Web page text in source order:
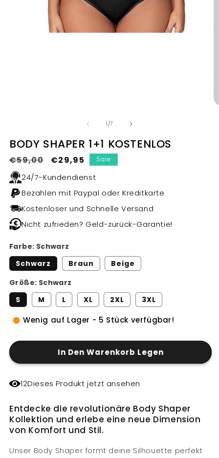
in
1 /von
7
BODY SHAPER 1+1 KOSTENLOS
Normaler
Preis
€59,00 Verkaufspreis
€29,95 Sale
24/7-Kundendienst
Bezahlen mit Paypal oder Kreditkarte
Kostenloser und Schnelle Versand
Nicht zufrieden? Geld-zurück-Garantie!
Farbe: Schwarz
Schwarz
Braun
Beige
Größe: Schwarz
S
M L XL 2XL 3XL
Wenig auf Lager - 5 Stück verfügbar!
In Den Warenkorb Legen
12Dieses Produkt jetzt ansehen
Entdecke die revolutionäre Body Shaper
Kollektion und erlebe eine neue Dimension
von Komfort und Stil.
Unser Body Shaper formt deine Silhouette perfekt